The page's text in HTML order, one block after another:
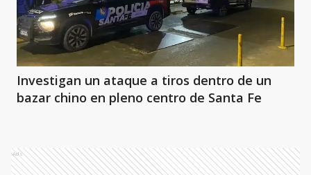
Investigan un ataque a tiros dentro de un
bazar chino en pleno centro de Santa Fe
Ads